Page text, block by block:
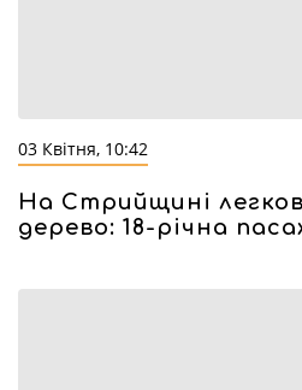
03 Квітня, 10:42
На Стрийщині
дерево: 18-річна